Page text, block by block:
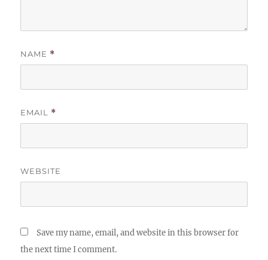
NAME *
EMAIL *
WEBSITE
Save my name, email, and website in this browser for
the next time I comment.